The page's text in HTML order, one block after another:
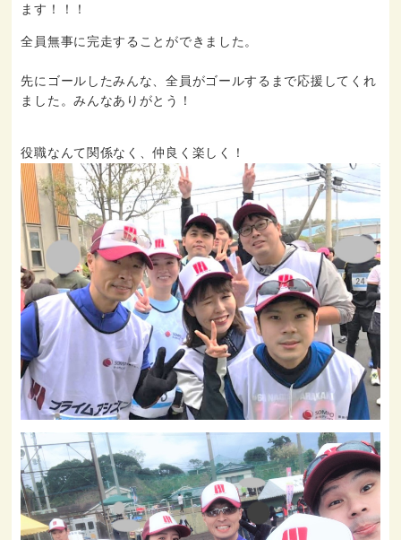
ます！！！
全員無事に完走することができました。
先にゴールしたみんな、全員がゴールするまで応援してくれ
ました。みんなありがとう！
役職なんて関係なく、仲良く楽しく！